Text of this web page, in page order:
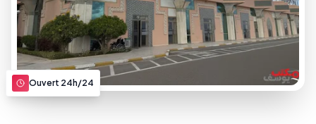
Ouvert 24h/24